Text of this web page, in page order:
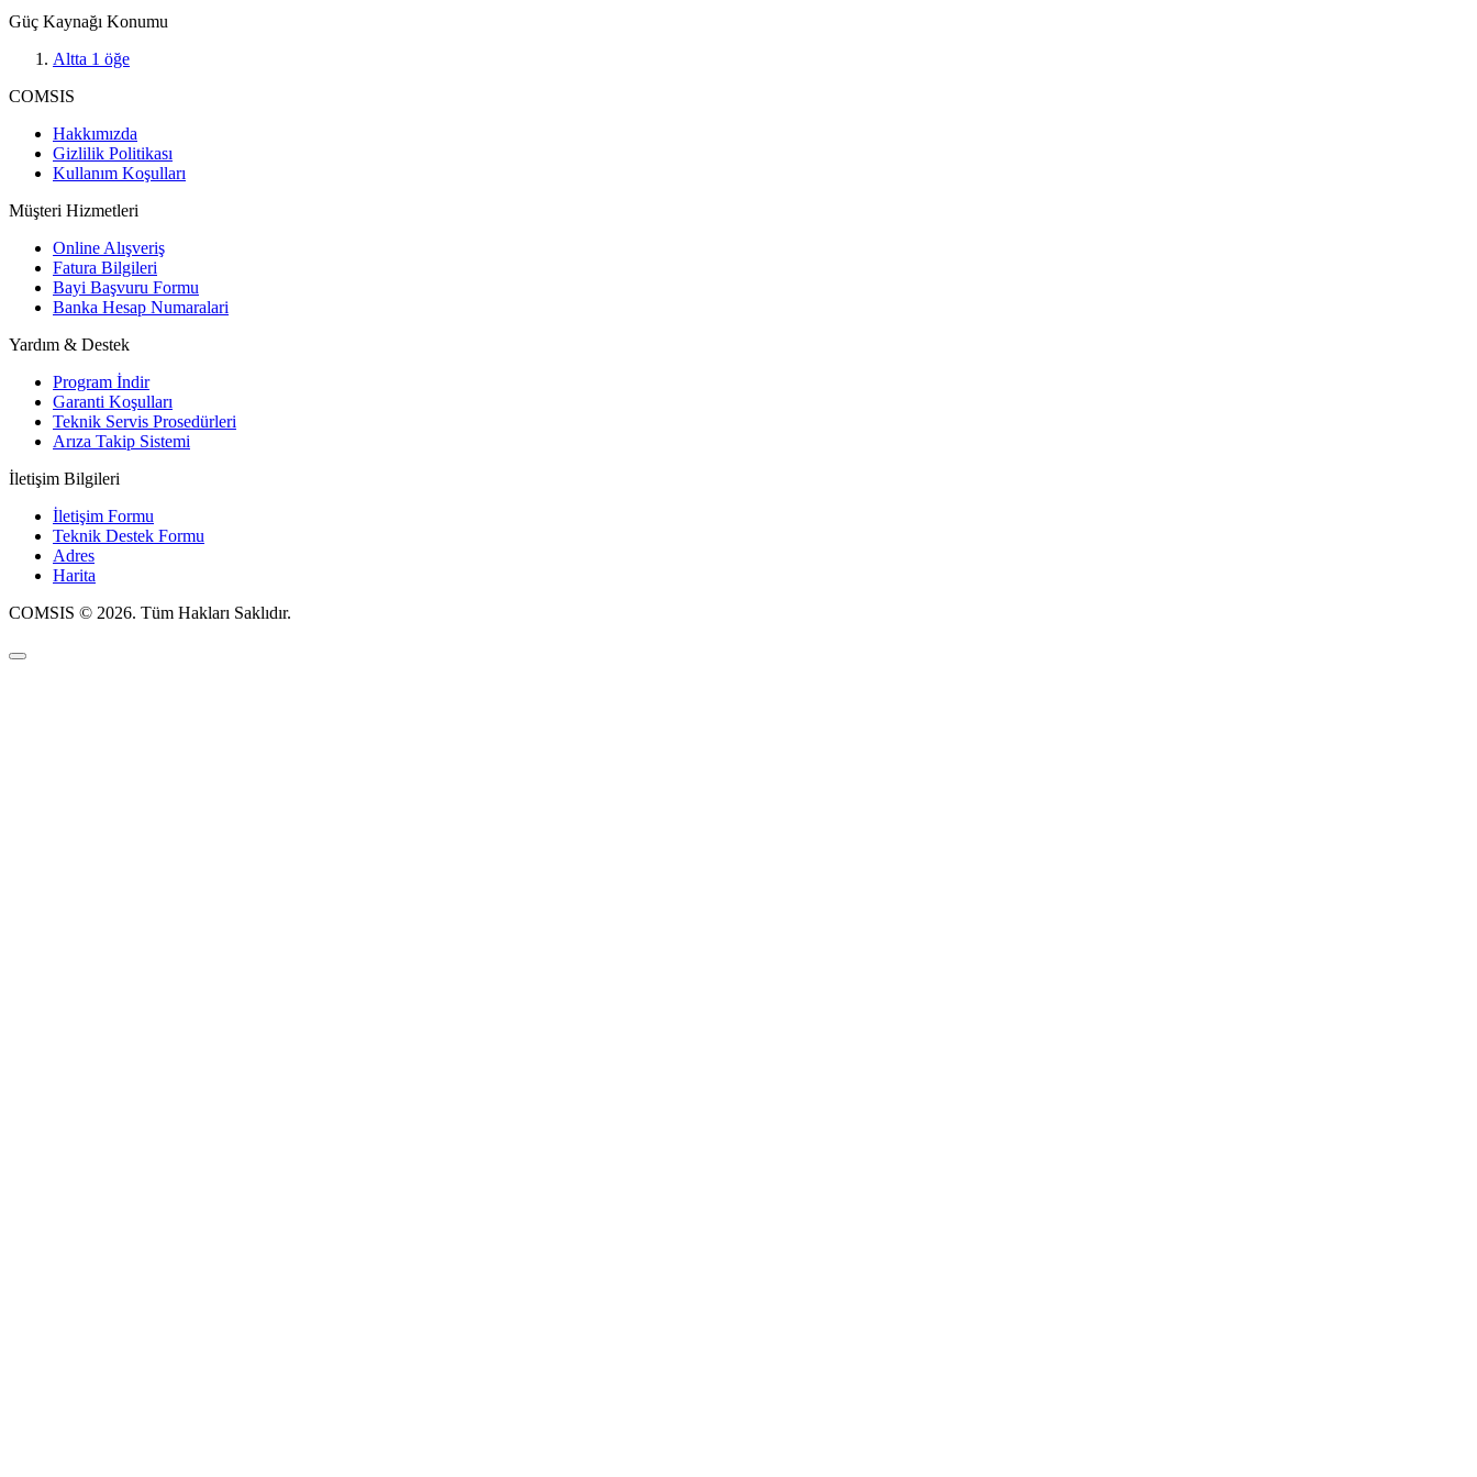
Güç Kaynağı Konumu
Altta 1 öğe
COMSIS
Hakkımızda
Gizlilik Politikası
Kullanım Koşulları
Müşteri Hizmetleri
Online Alışveriş
Fatura Bilgileri
Bayi Başvuru Formu
Banka Hesap Numaralari
Yardım & Destek
Program İndir
Garanti Koşulları
Teknik Servis Prosedürleri
Arıza Takip Sistemi
İletişim Bilgileri
İletişim Formu
Teknik Destek Formu
Adres
Harita
COMSIS © 2026. Tüm Hakları Saklıdır.